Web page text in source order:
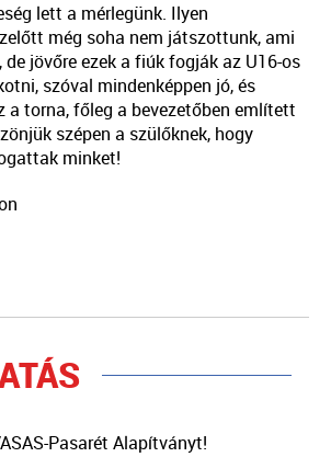
lett a mérlegünk. Ilyen
még soha nem játszottunk, ami
jövőre ezek a fiúk fogják az U16-os
szóval mindenképpen jó, és
a torna, főleg a bevezetőben említett
szépen a szülőknek, hogy
minket!
Pasarét Alapítványt!